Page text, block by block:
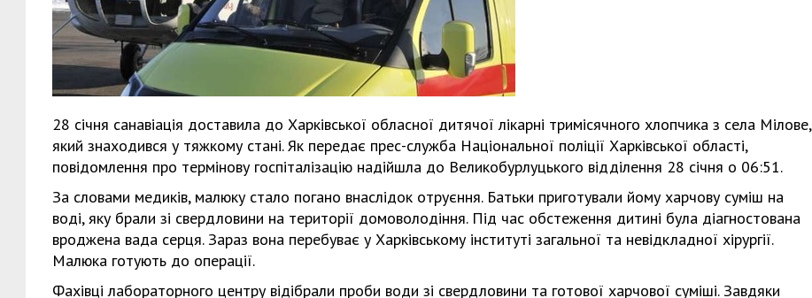
28 січня санавіація доставила до Харківської обласної дитячої лікарні тримісячного хлопчика з села Мілове,
який знаходився у тяжкому стані. Як передає прес-служба Національної поліції Харківської області,
повідомлення про термінову госпіталізацію надійшла до Великобурлуцького відділення 28 січня о 06:51.
За словами медиків, малюку стало погано внаслідок отруєння. Батьки приготували йому харчову суміш на
воді, яку брали зі свердловини на території домоволодіння. Під час обстеження дитині була діагностована
вроджена вада серця. Зараз вона перебуває у Харківському інституті загальної та невідкладної хірургії.
Малюка готують до операції.
Фахівці лабораторного центру відібрали проби води зі свердловини та готової харчової суміші. Завдяки